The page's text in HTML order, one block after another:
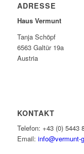
ADRESSE
Haus Vermunt
Tanja Schöpf
6563 Galtür 19a
Austria
KONTAKT
Telefon: +43 (0) 5443
Email: info@vermunt-